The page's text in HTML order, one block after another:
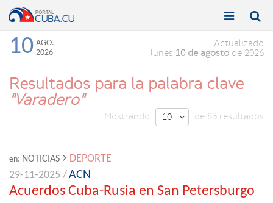
Toggle

Toggle

10 AGO.
2026
Actualizado
lunes 10 de agosto de 2026
Resultados para la palabra clave
"Varadero"
Mostrando 10  de 83 resultados
en: NOTICIAS
DEPORTE
29-11-2025 /ACN
Acuerdos Cuba-Rusia en San Petersburgo